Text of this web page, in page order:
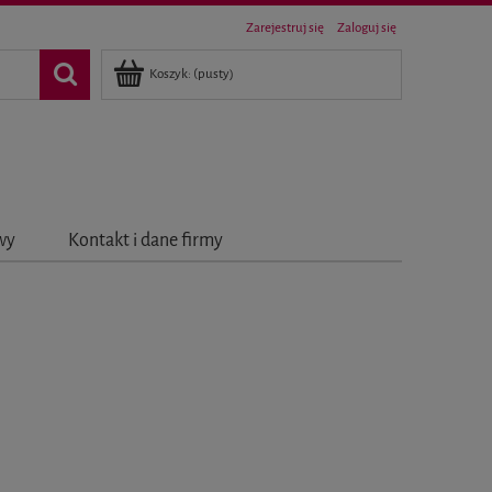
Zarejestruj się Zaloguj się
Koszyk: (pusty)
Kontakt i dane firmy